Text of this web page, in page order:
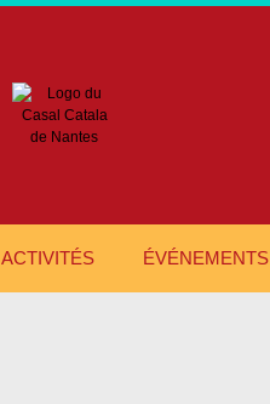
ACTIVITÉS ÉVÉNEMENTS